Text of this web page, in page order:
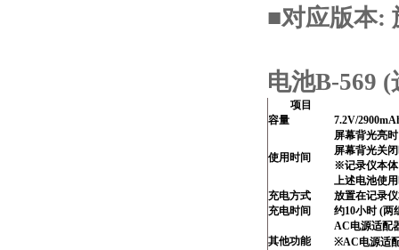
■对应版本:
电池B-569
项目
容量
7.2V/
使用时间
屏幕背光亮
屏幕背光关
※记录仪本体
上述电池使
充电方式
放置在记录
充电时间
约10小时 (两
其他功能
AC电源适配
※AC电源适